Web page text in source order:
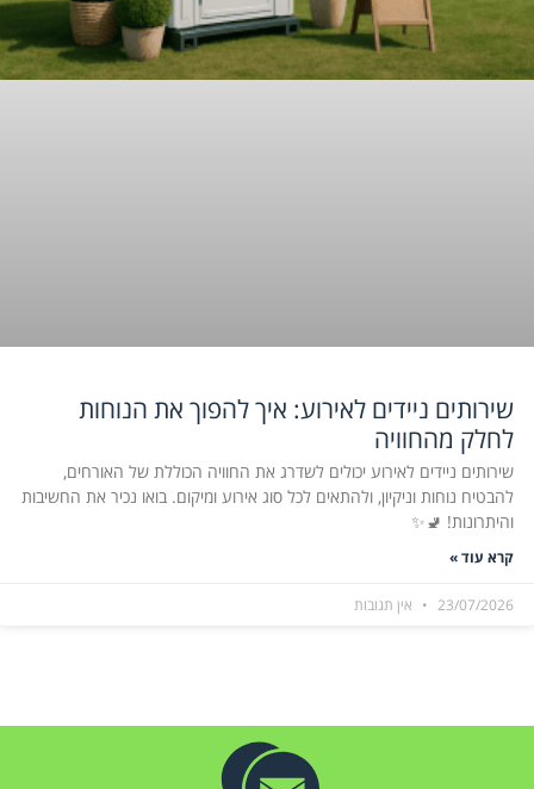
שירותים ניידים לאירוע: איך להפוך את הנוחות
לחלק מהחוויה
שירותים ניידים לאירוע יכולים לשדרג את החוויה הכוללת של האורחים,
להבטיח נוחות וניקיון, ולהתאים לכל סוג אירוע ומיקום. בואו נכיר את החשיבות
והיתרונות! 🚽✨
קרא עוד »
23/07/2026 אין תגובות